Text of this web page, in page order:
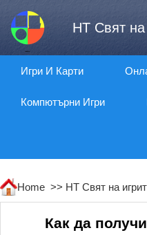
HT Свят на
Игри И Карти
Компютърни Игри
Home >> HT Свят на
Как да